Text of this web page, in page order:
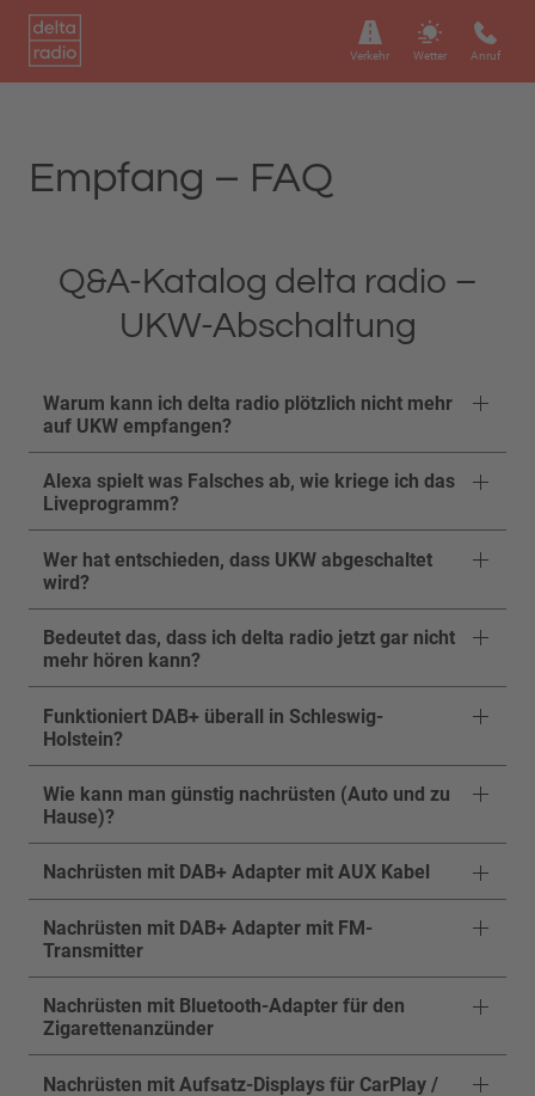
Verkehr Wetter Anruf
Empfang – FAQ
Q&A-Katalog delta radio –
UKW-Abschaltung
Warum kann ich delta radio plötzlich nicht mehr
auf UKW empfangen?
Alexa spielt was Falsches ab, wie kriege ich das
Liveprogramm?
Wer hat entschieden, dass UKW abgeschaltet
wird?
Bedeutet das, dass ich delta radio jetzt gar nicht
mehr hören kann?
Funktioniert DAB+ überall in Schleswig-
Holstein?
Wie kann man günstig nachrüsten (Auto und zu
Hause)?
Nachrüsten mit DAB+ Adapter mit AUX Kabel
Nachrüsten mit DAB+ Adapter mit FM-
Transmitter
Nachrüsten mit Bluetooth-Adapter für den
Zigarettenanzünder
Nachrüsten mit Aufsatz-Displays für CarPlay /